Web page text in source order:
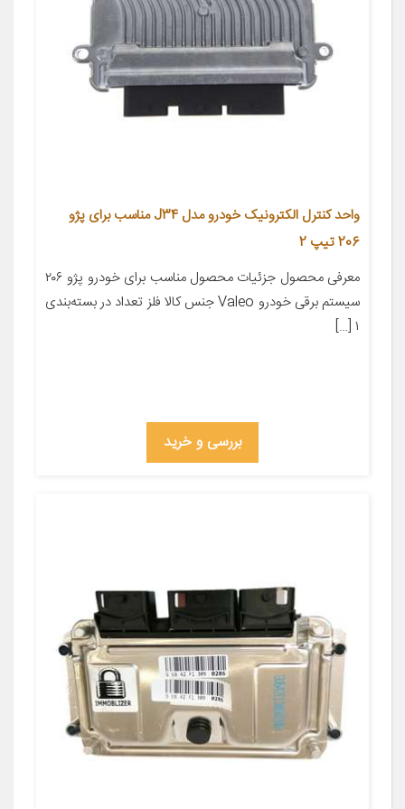
واحد کنترل الکترونیک خودرو مدل J34 مناسب برای پژو
206 تیپ 2
معرفی محصول جزئیات محصول مناسب برای خودرو پژو ۲۰۶
سیستم برقی خودرو Valeo جنس کالا فلز تعداد در بسته‌بندی
۱ […]
بررسی و خرید